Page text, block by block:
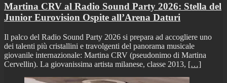
Martina CRV al Radio Sound Party 2026: Stella del
Junior Eurovision Ospite all’Arena Daturi
Il palco del Radio Sound Party 2026 si prepara ad accogliere uno
dei talenti più cristallini e travolgenti del panorama musicale
giovanile internazionale: Martina CRV (pseudonimo di Martina
Cervellin). La giovanissima artista milanese, classe 2013, […]